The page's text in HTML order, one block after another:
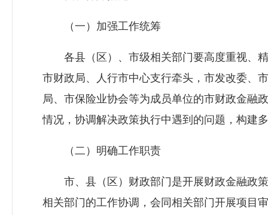
（一）加强工作统筹
各县（区）、市级相关部门要高度重视、精
市财政局、人行市中心支行牵头，市发改委、
局、市保险业协会等为成员单位的市财政金融
情况，协调解决政策执行中遇到的问题，构建
（二）明确工作职责
市、县（区）财政部门是开展财政金融政策
相关部门的工作协调，会同相关部门开展项目